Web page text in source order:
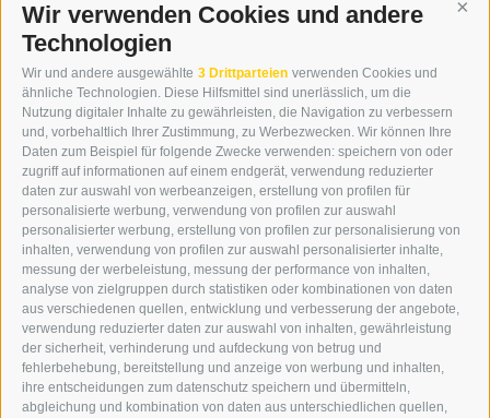
Wir verwenden Cookies und andere
Technologien
Wir und andere ausgewählte 3 Drittparteien verwenden Cookies und
ähnliche Technologien. Diese Hilfsmittel sind unerlässlich, um die
Nutzung digitaler Inhalte zu gewährleisten, die Navigation zu verbessern
und, vorbehaltlich Ihrer Zustimmung, zu Werbezwecken. Wir können Ihre
Daten zum Beispiel für folgende Zwecke verwenden: speichern von oder
zugriff auf informationen auf einem endgerät, verwendung reduzierter
daten zur auswahl von werbeanzeigen, erstellung von profilen für
personalisierte werbung, verwendung von profilen zur auswahl
personalisierter werbung, erstellung von profilen zur personalisierung von
inhalten, verwendung von profilen zur auswahl personalisierter inhalte,
messung der werbeleistung, messung der performance von inhalten,
analyse von zielgruppen durch statistiken oder kombinationen von daten
aus verschiedenen quellen, entwicklung und verbesserung der angebote,
verwendung reduzierter daten zur auswahl von inhalten, gewährleistung
der sicherheit, verhinderung und aufdeckung von betrug und
fehlerbehebung, bereitstellung und anzeige von werbung und inhalten,
ihre entscheidungen zum datenschutz speichern und übermitteln,
abgleichung und kombination von daten aus unterschiedlichen quellen,
KONTAKT
WIPP-MEDIA GMBH
DER ERKER
NEUSTADT 20A
I-39049 STERZING
TEL.: +39 0472 766876
GRAFIK@DERERKER.IT
INFO@DERERKER.IT
BARBARA.FONTANA@DERERKER.IT
DER ERKER
WERBEN IM ERKER
ONLINE-WERBUNG
SEPA-DAUERAUFTRAG